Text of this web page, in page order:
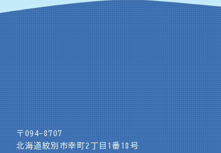
〒094-8707
北海道紋別市幸町2丁目1番18号